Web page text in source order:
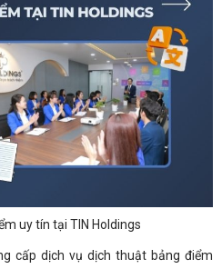
uy tín tại TIN Holdings
cấp dịch vụ dịch thuật bảng điểm